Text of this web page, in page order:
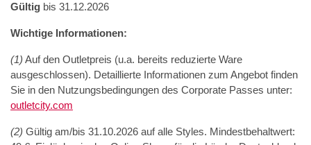
Gültig bis 31.12.2026
Wichtige Informationen:
(1) Auf den Outletpreis (u.a. bereits reduzierte Ware
ausgeschlossen). Detaillierte Informationen zum Angebot finden
Sie in den Nutzungsbedingungen des Corporate Passes unter:
outletcity.com
(2) Gültig am/bis 31.10.2026 auf alle Styles. Mindestbehaltwert: